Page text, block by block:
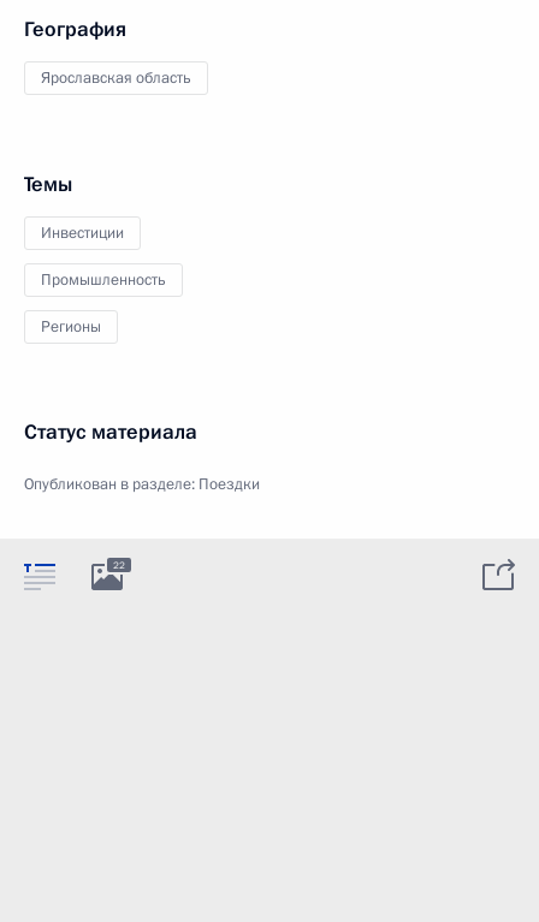
География
Ярославская область
Темы
Инвестиции
Промышленность
Регионы
Статус материала
Опубликован в разделе: Поездки
22